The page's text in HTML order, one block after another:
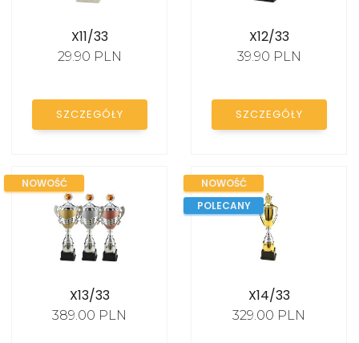
STATUETKI
PODZIĘKOWANIA
STATUETKI SZKLANE
FIGURKI SPORTOWE
EMBLEMATY
DYPLOMY PAPIEROWE
TROPHY PACKS
X11/33
29.90 PLN
SZCZEGÓŁY
X12/33
39.90 PLN
SZCZEGÓŁY
NOWOŚĆ
X13/33
389.00 PLN
NOWOŚĆ
POLECANY
X14/33
329.00 PLN